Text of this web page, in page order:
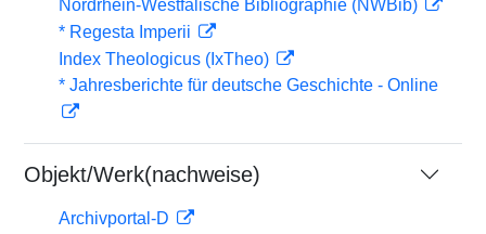
Nordrhein-Westfälische Bibliographie (NWBib)
* Regesta Imperii
Index Theologicus (IxTheo)
* Jahresberichte für deutsche Geschichte - Online
Objekt/Werk(nachweise)
Archivportal-D